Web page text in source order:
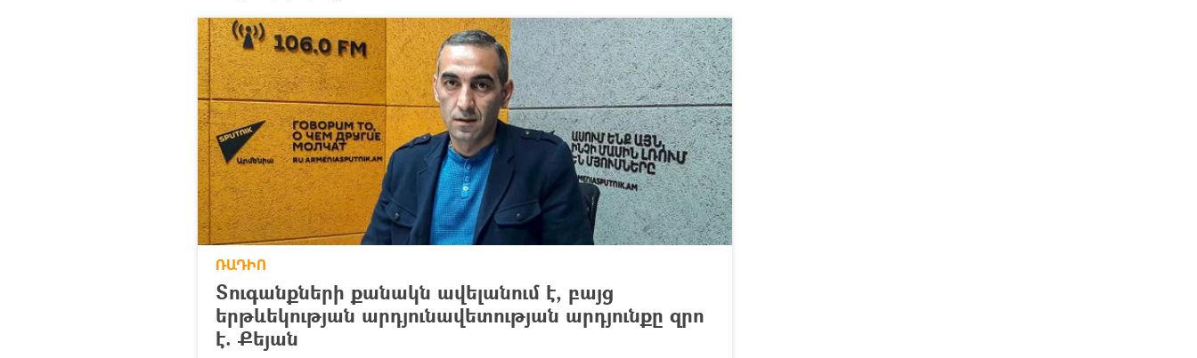
ՌԱԴԻՈ
Տուգանքների քանակն ավելանում է, բայց
երթևեկության արդյունավետության արդյունքը զրո
է. Քեյան